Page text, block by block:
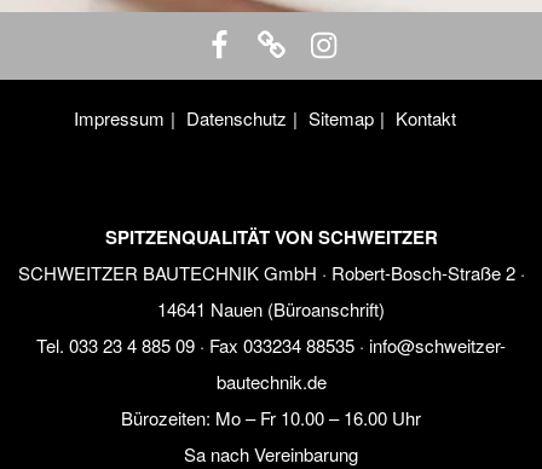
Impressum Datenschutz Sitemap Kontakt
SPITZENQUALITÄT VON SCHWEITZER
SCHWEITZER BAUTECHNIK GmbH · Robert-Bosch-Straße 2 ·
14641 Nauen (Büroanschrift)
Tel. 033 23 4 885 09 · Fax 033234 88535 · info@schweitzer-
bautechnik.de
Bürozeiten: Mo – Fr 10.00 – 16.00 Uhr
Sa nach Vereinbarung